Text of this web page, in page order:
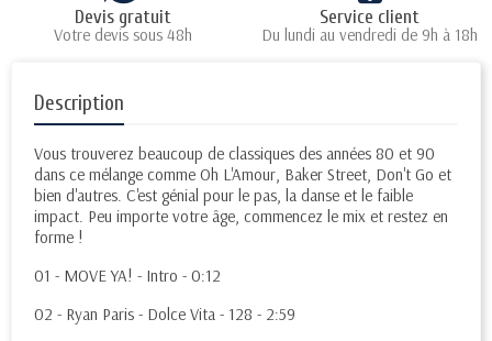
Devis gratuit
Votre devis sous 48h
Service client
Du lundi au vendredi de 9h à 18h
Description
Vous trouverez beaucoup de classiques des années 80 et 90
dans ce mélange comme Oh L'Amour, Baker Street, Don't Go et
bien d'autres. C'est génial pour le pas, la danse et le faible
impact. Peu importe votre âge, commencez le mix et restez en
forme !
01 - MOVE YA! - Intro - 0:12
02 - Ryan Paris - Dolce Vita - 128 - 2:59